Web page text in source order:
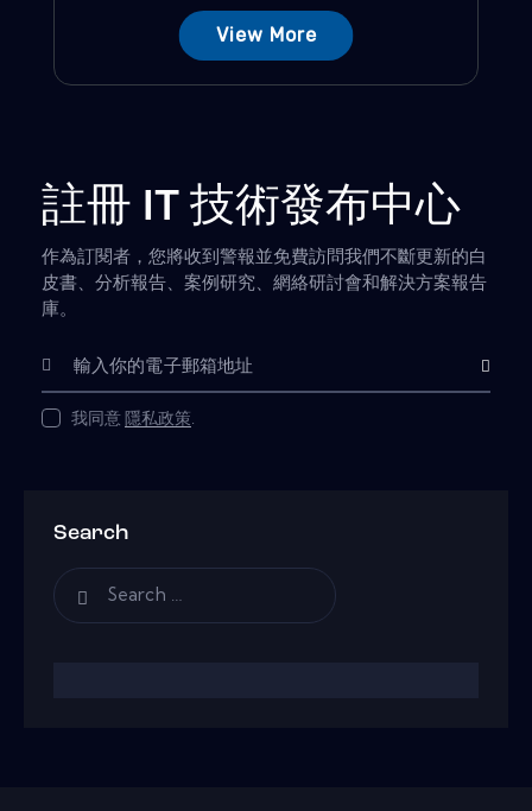
View More
註冊 IT 技術發布中心
作為訂閱者，您將收到警報並免費訪問我們不斷更新的白
皮書、分析報告、案例研究、網絡研討會和解決方案報告
庫。
Subscribe
我同意隱私政策.
Search